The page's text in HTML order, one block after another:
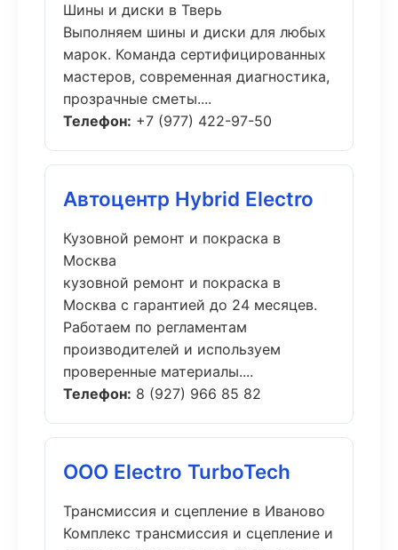
Шины и диски в Тверь
Выполняем шины и диски для любых
марок. Команда сертифицированных
мастеров, современная диагностика,
прозрачные сметы....
Телефон: +7 (977) 422-97-50
Автоцентр Hybrid Electro
Кузовной ремонт и покраска в
Москва
кузовной ремонт и покраска в
Москва с гарантией до 24 месяцев.
Работаем по регламентам
производителей и используем
проверенные материалы....
Телефон: 8 (927) 966 85 82
ООО Electro TurboTech
Трансмиссия и сцепление в Иваново
Комплекс трансмиссия и сцепление и